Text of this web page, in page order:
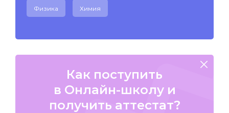
Физика Химия
Как поступить
в Онлайн-школу и
получить аттестат?